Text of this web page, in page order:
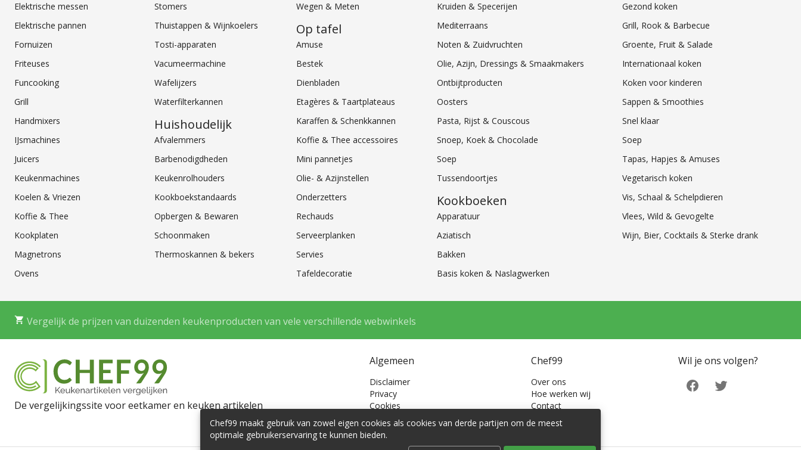
Elektrische messen
Elektrische pannen
Fornuizen
Friteuses
Funcooking
Grill
Handmixers
IJsmachines
Juicers
Keukenmachines
Koelen & Vriezen
Koffie & Thee
Kookplaten
Magnetrons
Ovens
Stomers
Thuistappen & Wijnkoelers
Tosti-apparaten
Vacumeermachine
Wafelijzers
Waterfilterkannen
Huishoudelijk
Afvalemmers
Barbenodigdheden
Keukenrolhouders
Kookboekstandaards
Opbergen & Bewaren
Schoonmaken
Thermoskannen & bekers
Wegen & Meten
Op tafel
Amuse
Bestek
Dienbladen
Etagères & Taartplateaus
Karaffen & Schenkkannen
Koffie & Thee accessoires
Mini pannetjes
Olie- & Azijnstellen
Onderzetters
Rechauds
Serveerplanken
Servies
Tafeldecoratie
Kruiden & Specerijen
Mediterraans
Noten & Zuidvruchten
Olie, Azijn, Dressings & Smaakmakers
Ontbijtproducten
Oosters
Pasta, Rijst & Couscous
Snoep, Koek & Chocolade
Soep
Tussendoortjes
Kookboeken
Apparatuur
Aziatisch
Bakken
Basis koken & Naslagwerken
Gezond koken
Grill, Rook & Barbecue
Groente, Fruit & Salade
Internationaal koken
Koken voor kinderen
Sappen & Smoothies
Snel klaar
Soep
Tapas, Hapjes & Amuses
Vegetarisch koken
Vis, Schaal & Schelpdieren
Vlees, Wild & Gevogelte
Wijn, Bier, Cocktails & Sterke drank
Vergelijk de prijzen van duizenden keukenproducten van vele verschillende webwinkels
De vergelijkingssite voor eetkamer en keuken artikelen
Algemeen
Disclaimer
Privacy
Cookies
Cookie voorkeuren
Chef99
Over ons
Hoe werken wij
Contact
Wil je ons volgen?
Chef99 maakt gebruik van zowel eigen cookies als cookies van derde partijen om de meest
optimale gebruikerservaring te kunnen bieden.